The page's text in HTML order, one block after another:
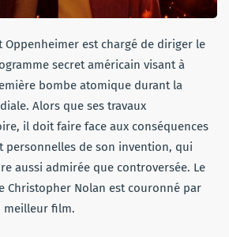
Oppenheimer est chargé de diriger le
secret américain visant à
bombe atomique durant la
Alors que ses travaux
il doit faire face aux conséquences
personnelles de son invention, qui
aussi admirée que controversée. Le
Christopher Nolan est couronné par
meilleur film.